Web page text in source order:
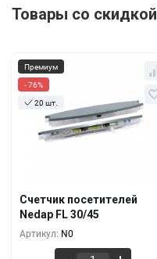
Товары со скидкой
Премиум
- 76%
20 шт.
Счетчик посетителей
Nedap FL 30/45
Артикул: N0
Кол-во За 1 шт.
5+
17 руб.